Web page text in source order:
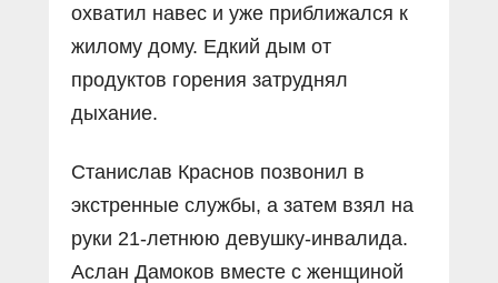
охватил навес и уже приближался к
жилому дому. Едкий дым от
продуктов горения затруднял
дыхание.
Станислав Краснов позвонил в
экстренные службы, а затем взял на
руки 21-летнюю девушку-инвалида.
Аслан Дамоков вместе с женщиной